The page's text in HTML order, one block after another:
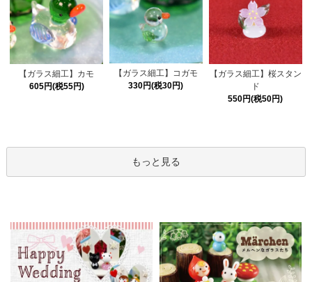
【ガラス細工】カモ
605円(税55円)
【ガラス細工】コガモ
330円(税30円)
【ガラス細工】桜スタン
ド
550円(税50円)
もっと見る